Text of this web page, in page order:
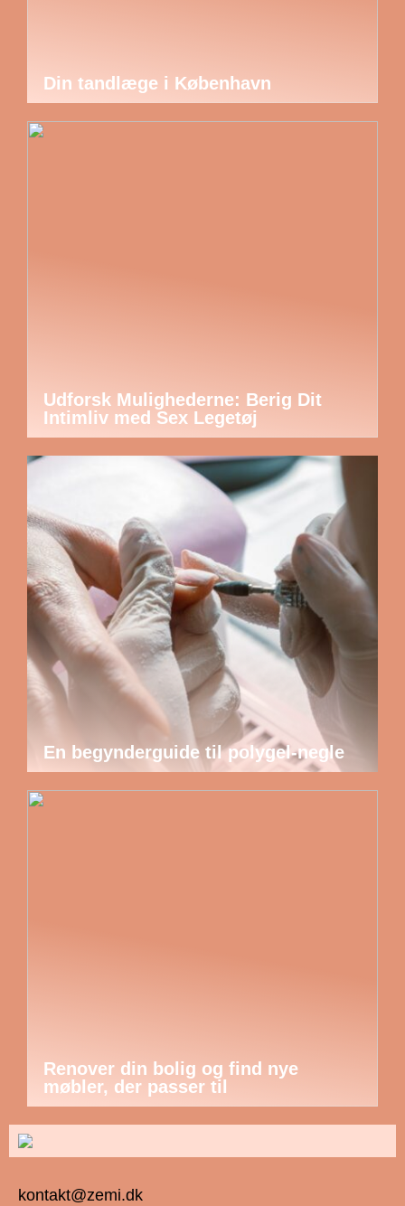
Din tandlæge i København
Udforsk Mulighederne: Berig Dit
Intimliv med Sex Legetøj
En begynderguide til polygel-negle
Renover din bolig og find nye
møbler, der passer til
kontakt@zemi.dk